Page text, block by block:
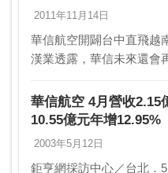
2011年11月14日
華信航空開闢台中直飛越
漢業透露，華信未來還會
加
華信航空 4月營收2.15
10.55億元年增12.95%
2003年5月12日
鉅亨網採訪中心／台北．